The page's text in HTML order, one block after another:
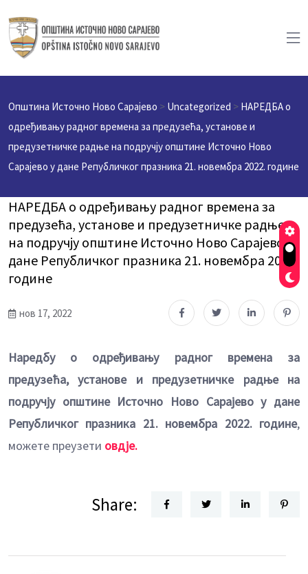
Општина Источно Ново Сарајево > Uncategorized > НАРЕДБА о
одређивању радног времена за предузећа, установе и
предузетничке радње на подручју општине Источно Ново
Сарајево у дане Републичког празника 21. новембра 2022. године
НАРЕДБА о одређивању радног времена за
предузећа, установе и предузетничке радње
на подручју општине Источно Ново Сарајево у
дане Републичког празника 21. новембра 2022.
године
нов 17, 2022
Наредбу о одређивању радног времена за
предузећа, установе и предузетничке радње на
подручју општине Источно Ново Сарајево у дане
Републичког празника 21. новембра 2022. године,
можете преузети овдје.
Share: